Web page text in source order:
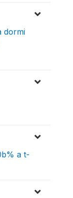
dormi
a t-